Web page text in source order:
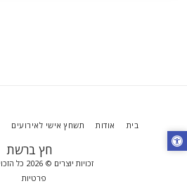
חץ ברשת
זכויות יוצרים © 2026 כל הזכויות שמורות
פרטיות
בית אודות תשחץ אישי לאירועים